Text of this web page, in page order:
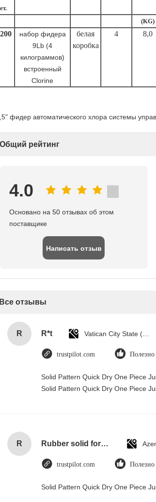
(KG)
набор фидера
9Lb (4
килограммов)
встроенный
Clorine
белая
коробка
4 8,0
Общий рейтинг
4.0
Основано на 50 отзывах об этом
поставщике
Написать отзыв
Все отзывы
R R*t Vatican City State (Holy See)
trustpilot.com Полезно
Solid Pattern Quick Dry One Piece
Solid Pattern Quick Dry One Piece
R Rubber solid forklift tires For material handling forklift
trustpilot.com Полезно
Solid Pattern Quick Dry One Piece